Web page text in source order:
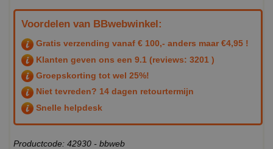
Voordelen van BBwebwinkel:
Gratis verzending vanaf € 100,- anders maar €4,95 !
Klanten geven ons een 9.1 (reviews: 3201 )
Groepskorting tot wel 25%!
Niet tevreden? 14 dagen retourtermijn
Snelle helpdesk
Productcode: 42930 - bbweb